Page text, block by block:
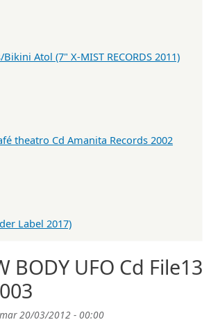
BODY UFO Cd File13
mar 20/03/2012 - 00:00
Atol (7" X-MIST RECORDS 2011)
theatro Cd Amanita Records 2002
Label 2017)